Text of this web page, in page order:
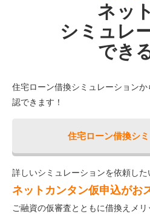
ネ ッ ト
シミュレ
でき
住宅ローン借換シミュレーション
認できます！
住宅ローン借換シ
詳しいシミュレーションを依頼した
ネットカンタン仮申込がお
ご融資の仮審査とともに借換えメ